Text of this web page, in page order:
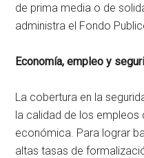
de prima media o de
administra el Fondo
Economía, empleo y
La cobertura en la
la calidad de los empleos
económica. Para lograr
altas tasas de